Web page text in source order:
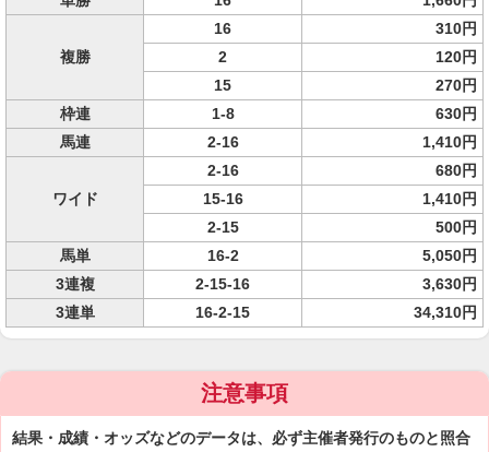
複勝
16
310円
2
120円
15
270円
枠連
1-8
630円
馬連
2-16 1,410円
ワイド
2-16
680円
15-16
1,410円
2-15
500円
馬単
16-2
5,050円
3連複
2-15-16
3,630円
3連単
16-2-15 34,310円
注意事項
結果・成績・オッズなどのデータは、必ず主催者発行のものと照合